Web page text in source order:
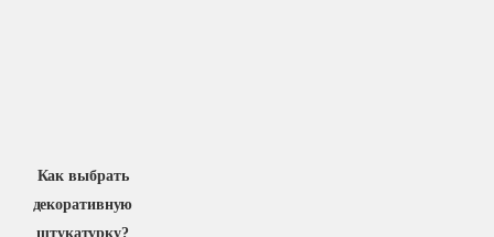
Как выбрать
декоративную
штукатурку?